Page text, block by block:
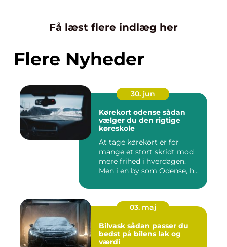
Få læst flere indlæg her
Flere Nyheder
30. jun
Kørekort odense sådan
vælger du den rigtige
køreskole
At tage kørekort er for
mange et stort skridt mod
mere frihed i hverdagen.
Men i en by som Odense, h...
03. maj
Bilvask sådan passer du
bedst på bilens lak og
værdi